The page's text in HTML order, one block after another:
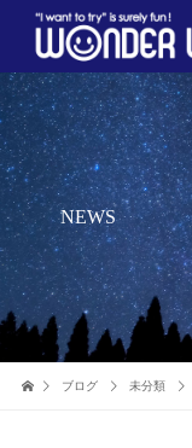
NEWS
ブログ 未分類